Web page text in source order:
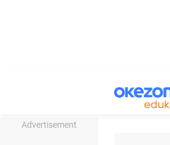
Advertisement